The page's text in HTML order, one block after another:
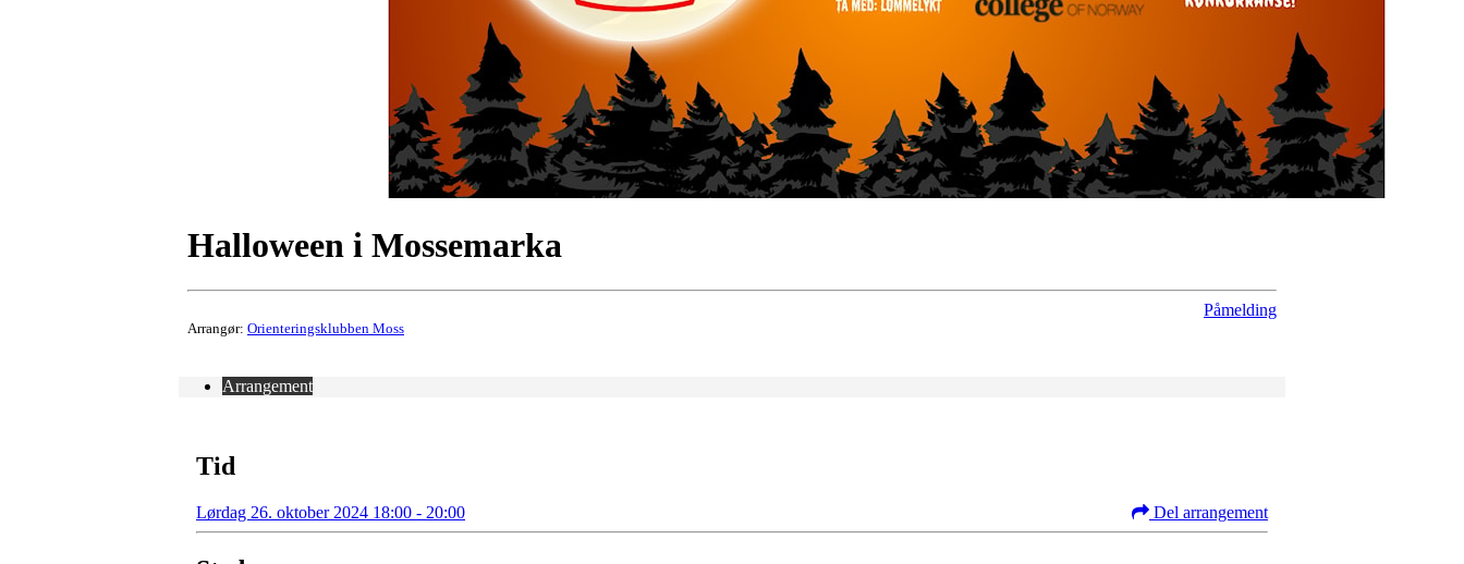
Halloween i Mossemarka
Arrangør: Orienteringsklubben Moss
Påmelding
Arrangement
Tid
Lørdag 26. oktober 2024 18:00 - 20:00 Del arrangement